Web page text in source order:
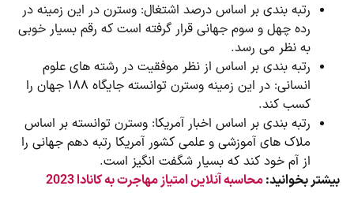
رتبه بندی بر اساس درصد اشتغال: وسترن در این زمینه در
رده چهل و سوم جهانی قرار گرفته است که رقم بسیار خوبی
به نظر می رسد.
رتبه بندی بر اساس از نظر موفقیت در رشته های علوم
انسانی: در این زمینه وسترن توانسته جایگاه ۱۸۸ جهان را
کسب کند.
رتبه بندی بر اساس اخبار آمریکا: وسترن توانسته بر اساس
ملاک های آموزشی و علمی کشور آمریکا رتبه دهم جهانی را
از آم خود کند که بسیار شگفت انگیز است.
بیشتر بخوانید:محاسبه آنلاین امتیاز مهاجرت به کانادا 2023